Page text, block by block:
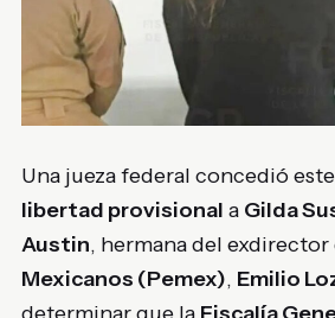
Una jueza federal concedió este
libertad provisional a Gilda
Austin, hermana del exdirector
Mexicanos (Pemex), Emilio
determinar que la Fiscalía